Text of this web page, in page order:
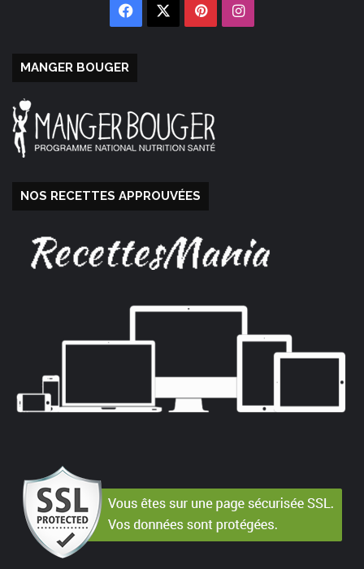
Facebook PinterestInstagram
MANGER BOUGER
NOS RECETTES APPROUVÉES